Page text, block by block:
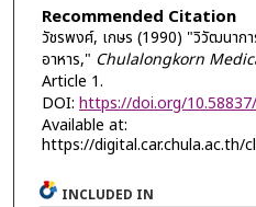
Recommended Citation
วัชรพงศ์, เกษร (1990) "วิวัฒนากา
อาหาร," Chulalongkorn
Article 1.
DOI: https://doi.org/10.58837/
Available at:
https://digital.car.chula.ac.th/
INCLUDED IN